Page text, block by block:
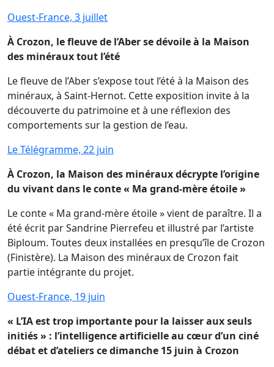
Ouest-France, 3 juillet
À Crozon, le fleuve de l’Aber se dévoile à la Maison
des minéraux tout l’été
Le fleuve de l’Aber s’expose tout l’été à la Maison des
minéraux, à Saint-Hernot. Cette exposition invite à la
découverte du patrimoine et à une réflexion des
comportements sur la gestion de l’eau.
Le Télégramme, 22 juin
À Crozon, la Maison des minéraux décrypte l’origine
du vivant dans le conte « Ma grand-mère étoile »
Le conte « Ma grand-mère étoile » vient de paraître. Il a
été écrit par Sandrine Pierrefeu et illustré par l’artiste
Biploum. Toutes deux installées en presqu’île de Crozon
(Finistère). La Maison des minéraux de Crozon fait
partie intégrante du projet.
Ouest-France, 19 juin
« L’IA est trop importante pour la laisser aux seuls
initiés » : l’intelligence artificielle au cœur d’un ciné
débat et d’ateliers ce dimanche 15 juin à Crozon